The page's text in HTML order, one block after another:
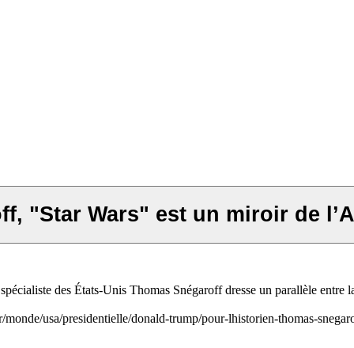
"Star Wars" est un miroir de
des États-Unis Thomas Snégaroff dresse un parallèle entre
usa/presidentielle/donald-trump/pour-lhistorien-thomas-